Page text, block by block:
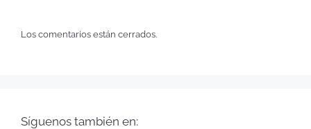
Los comentarios están cerrados.
Síguenos también en: